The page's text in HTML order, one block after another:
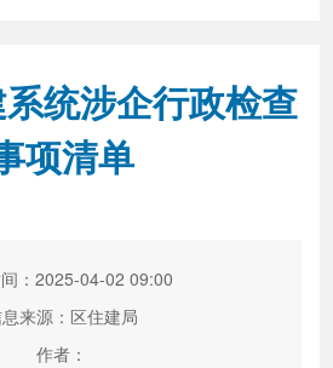
解读回应
统涉企行政检查
项清单
：2025-04-02 09:00
来源：区住建局
作者：